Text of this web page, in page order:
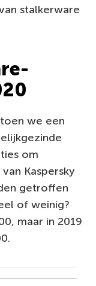
stalkerware
we een
om
Kaspersky
getroffen
of weinig?
maar in 2019